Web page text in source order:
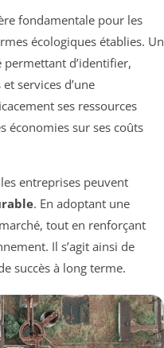
fondamentale pour les
écologiques établies. Un
d’identifier,
services d’une
ses ressources
économies sur ses coûts
entreprises peuvent
. En adoptant une
tout en renforçant
Il s’agit ainsi de
succès à long terme.